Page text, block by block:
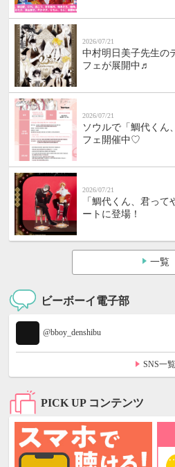
2026/07/21
中村明日美子先生の
フェが展開中♬
2026/07/21
ソウルで「鯛代くん
フェ開催中♡
2026/07/21
「鯛代くん、君っ
ートに登場！
一覧
ビーボーイ電子部
@bboy_denshibu
SNS一覧
PICK UP コンテンツ